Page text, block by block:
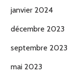
janvier 2024
décembre 2023
septembre 2023
mai 2023